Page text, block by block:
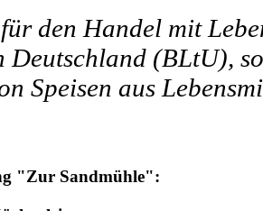
den Handel mit
Deutschland (BLtU),
Speisen aus
"Zur Sandmühle":